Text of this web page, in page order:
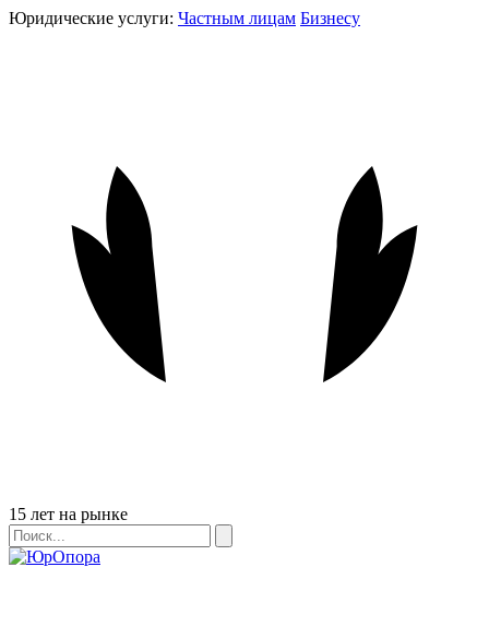
Юридические услуги: Частным лицам Бизнесу
Бейдж
15 лет на рынке
Поиск
Поиск